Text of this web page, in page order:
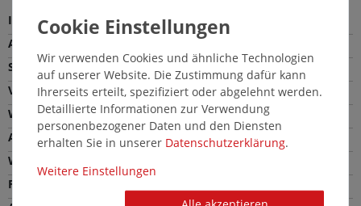
Innenmaterial
Textil
Außenmaterial
Sohle
TPU
Verschlussart
Schnürung
Weite
Bequeme Weite (G)
Absatzhöhe
2,0 cm
Wechselfußbett
Farbe
Wir verwenden Cookies und ähnliche Technologien
auf unserer Website. Die Zustimmung dafür kann
Ihrerseits erteilt, spezifiziert oder abgelehnt werden.
Detaillierte Informationen zur Verwendung
personenbezogener Daten und den Diensten
erhalten Sie in unserer Daten­schutz­erklärung.
Weitere Einstellungen